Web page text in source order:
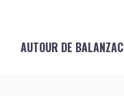
AUTOUR DE BALANZAC